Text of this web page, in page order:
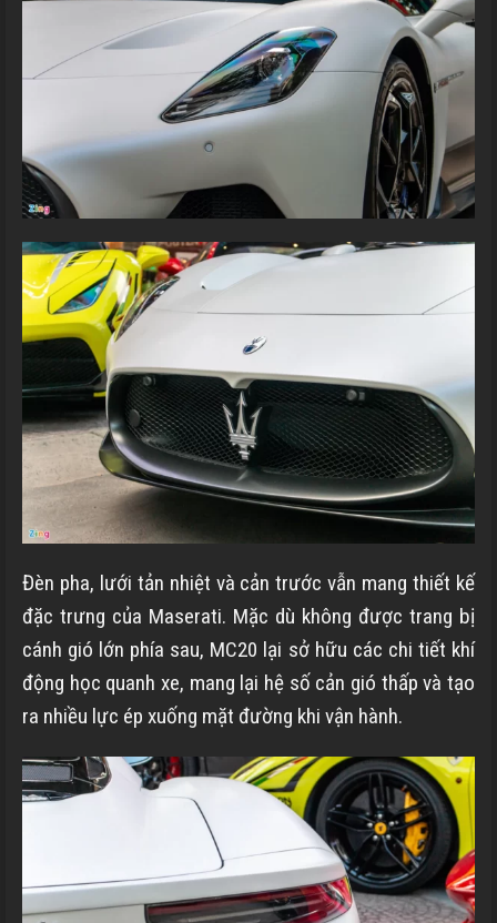
Đèn pha, lưới tản nhiệt và cản trước vẫn mang thiết kế
đặc trưng của Maserati. Mặc dù không được trang bị
cánh gió lớn phía sau, MC20 lại sở hữu các chi tiết khí
động học quanh xe, mang lại hệ số cản gió thấp và tạo
ra nhiều lực ép xuống mặt đường khi vận hành.